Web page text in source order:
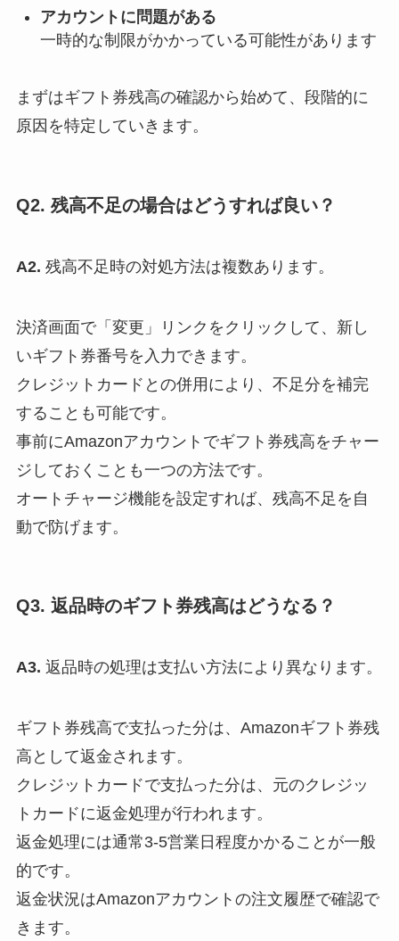
アカウントに問題がある
一時的な制限がかかっている可能性があります
まずはギフト券残高の確認から始めて、段階的に
原因を特定していきます。
Q2. 残高不足の場合はどうすれば良い？
A2. 残高不足時の対処方法は複数あります。
決済画面で「変更」リンクをクリックして、新し
いギフト券番号を入力できます。
クレジットカードとの併用により、不足分を補完
することも可能です。
事前にAmazonアカウントでギフト券残高をチャー
ジしておくことも一つの方法です。
オートチャージ機能を設定すれば、残高不足を自
動で防げます。
Q3. 返品時のギフト券残高はどうなる？
A3. 返品時の処理は支払い方法により異なります。
ギフト券残高で支払った分は、Amazonギフト券残
高として返金されます。
クレジットカードで支払った分は、元のクレジッ
トカードに返金処理が行われます。
返金処理には通常3-5営業日程度かかることが一般
的です。
返金状況はAmazonアカウントの注文履歴で確認で
きます。